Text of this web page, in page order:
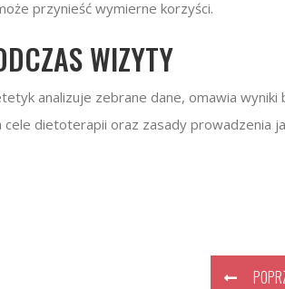
przynieść wymierne korzyści.
WIZYTY
analizuje zebrane dane, omawia
dietoterapii oraz zasady prowadzenia